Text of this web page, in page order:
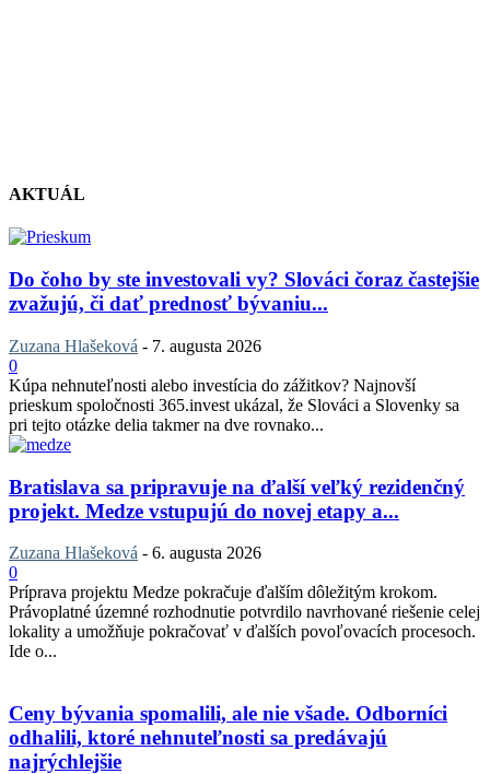
AKTUÁL
Do čoho by ste investovali vy? Slováci čoraz častejšie
zvažujú, či dať prednosť bývaniu...
Zuzana Hlašeková - 7. augusta 2026
0
Kúpa nehnuteľnosti alebo investícia do zážitkov? Najnovší
prieskum spoločnosti 365.invest ukázal, že Slováci a Slovenky sa
pri tejto otázke delia takmer na dve rovnako...
Bratislava sa pripravuje na ďalší veľký rezidenčný
projekt. Medze vstupujú do novej etapy a...
Zuzana Hlašeková - 6. augusta 2026
0
Príprava projektu Medze pokračuje ďalším dôležitým krokom.
Právoplatné územné rozhodnutie potvrdilo navrhované riešenie celej
lokality a umožňuje pokračovať v ďalších povoľovacích procesoch.
Ide o...
Ceny bývania spomalili, ale nie všade. Odborníci
odhalili, ktoré nehnuteľnosti sa predávajú
najrýchlejšie